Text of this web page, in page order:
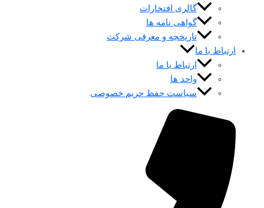
گالری افتخارات
گواهی نامه ها
تاریخچه و معرفی شرکت
ارتباط با ما
ارتباط با ما
واحد ها
سیاست حفظ حریم خصوصی